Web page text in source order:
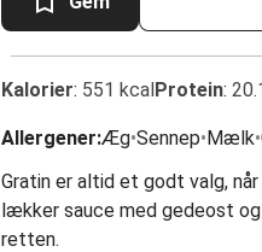
Kalorier: 551 kcalProtein:
Allergener:Æg•Sennep•Mælk•
Gratin er altid et godt valg,
lækker sauce med gedeost
retten.